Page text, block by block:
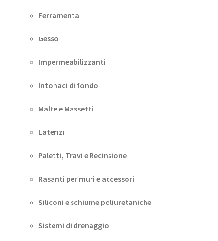
Ferramenta
Gesso
Impermeabilizzanti
Intonaci di fondo
Malte e Massetti
Laterizi
Paletti, Travi e Recinsione
Rasanti per muri e accessori
Siliconi e schiume poliuretaniche
Sistemi di drenaggio